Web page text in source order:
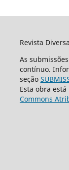
Revista
As
contínuo.
seção
Esta obra
Commons